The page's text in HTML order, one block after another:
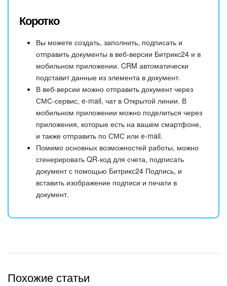
Коротко
Вы можете создать, заполнить, подписать и
отправить документы в веб-версии Битрикс24 и в
мобильном приложении. CRM автоматически
подставит данные из элемента в документ.
В веб-версии можно отправить документ через
СМС-сервис, e-mail, чат в Открытой линии. В
мобильном приложении можно поделиться через
приложения, которые есть на вашем смартфоне,
и также отправить по СМС или e-mail.
Помимо основных возможностей работы, можно
сгенерировать QR-код для счета, подписать
документ с помощью Битрикс24 Подпись, и
вставить изображение подписи и печати в
документ.
Похожие статьи